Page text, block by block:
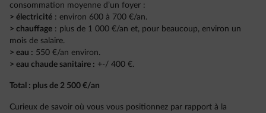
consommation moyenne d’un foyer :
> électricité : environ 600 à 700 €/an.
> chauffage : plus de 1 000 €/an et, pour beaucoup, environ un
mois de salaire.
> eau : 550 €/an environ.
> eau chaude sanitaire : +-/ 400 €.
Total : plus de 2 500 €/an
Curieux de savoir où vous vous positionnez par rapport à la